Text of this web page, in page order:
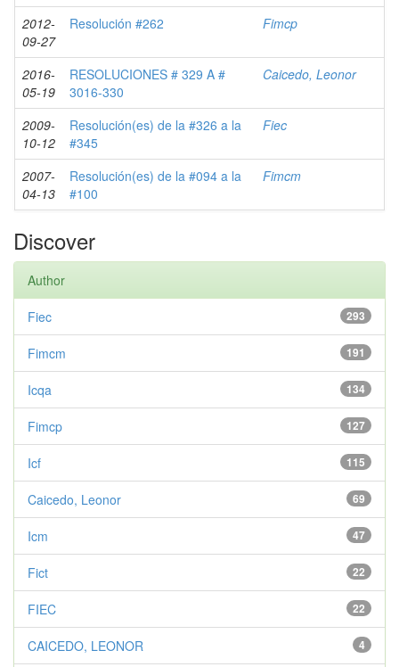
2012-
09-27
Resolución #262 Fimcp
2016-
05-19
RESOLUCIONES # 329 A #
3016-330
Caicedo, Leonor
2009-
10-12
Resolución(es) de la #326 a la
#345
Fiec
2007-
04-13
Resolución(es) de la #094 a la
#100
Fimcm
Discover
Author
293
Fiec
191
Fimcm
134
Icqa
127
Fimcp
115
Icf
69
Caicedo, Leonor
47
Icm
22
Fict
22
FIEC
4
CAICEDO, LEONOR